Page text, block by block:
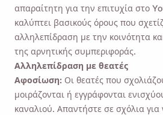
απαραίτητη για την επιτυχία στο
καλύπτει βασικούς όρους που
αλληλεπίδραση με την κοινότητα
της αρνητικής συμπεριφοράς.
Αλληλεπίδραση με θεατές
Αφοσίωση: Οι θεατές που
μοιράζονται ή εγγράφονται
καναλιού. Απαντήστε σε σχόλια για